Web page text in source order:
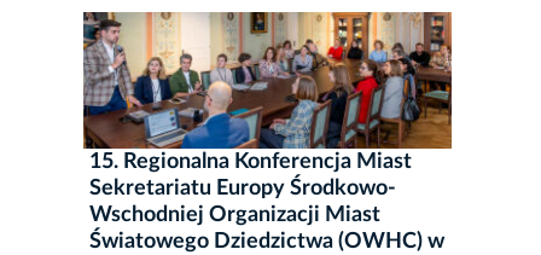
15. Regionalna Konferencja Miast
Sekretariatu Europy Środkowo-
Wschodniej Organizacji Miast
Światowego Dziedzictwa (OWHC) w